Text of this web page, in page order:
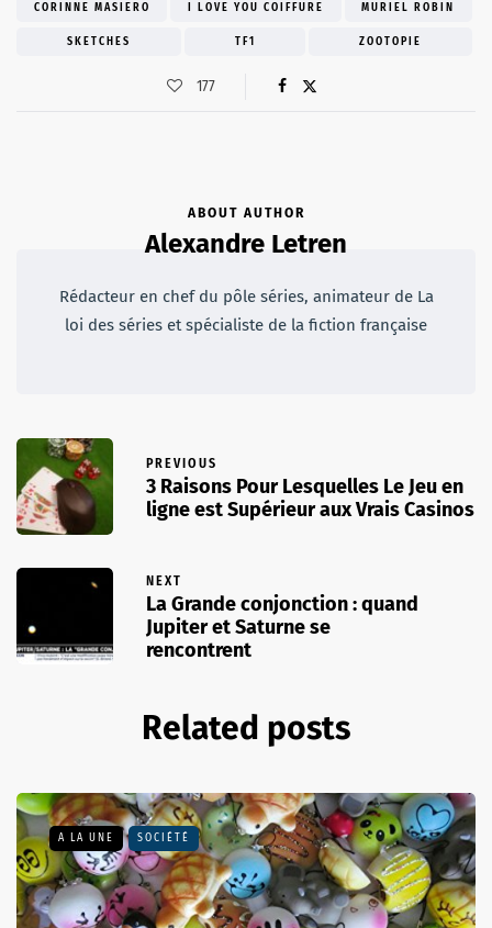
CORINNE MASIERO I LOVE YOU COIFFURE MURIEL ROBIN
SKETCHES TF1 ZOOTOPIE
177
ABOUT AUTHOR
Alexandre Letren
Rédacteur en chef du pôle séries, animateur de La
loi des séries et spécialiste de la fiction française
PREVIOUS
3 Raisons Pour Lesquelles Le Jeu en
ligne est Supérieur aux Vrais Casinos
NEXT
La Grande conjonction : quand
Jupiter et Saturne se
rencontrent
Related posts
A LA UNE SOCIÉTÉ